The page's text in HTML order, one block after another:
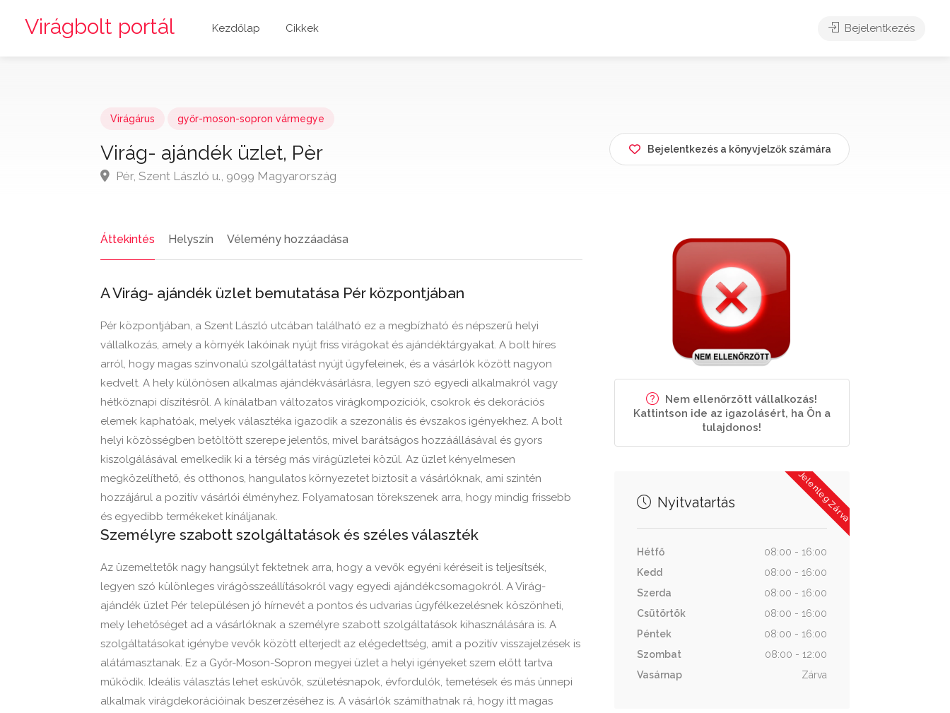
Virágbolt portál Kezdőlap Cikkek Bejelentkezés
Virágárus győr-moson-sopron vármegye
Virág- ajándék üzlet, Pèr
Pér, Szent László u., 9099 Magyarország
Bejelentkezés a könyvjelzők számára
Áttekintés Helyszín Vélemény hozzáadása
A Virág- ajándék üzlet bemutatása Pér központjában
Pér központjában, a Szent László utcában található ez a megbízható és népszerű helyi
vállalkozás, amely a környék lakóinak nyújt friss virágokat és ajándéktárgyakat. A bolt híres
arról, hogy magas színvonalú szolgáltatást nyújt ügyfeleinek, és a vásárlók között nagyon
kedvelt. A hely különösen alkalmas ajándékvásárlásra, legyen szó egyedi alkalmakról vagy
hétköznapi díszítésről. A kínálatban változatos virágkompozíciók, csokrok és dekorációs
elemek kaphatóak, melyek választéka igazodik a szezonális és évszakos igényekhez. A bolt
helyi közösségben betöltött szerepe jelentős, mivel barátságos hozzáállásával és gyors
kiszolgálásával emelkedik ki a térség más virágüzletei közül. Az üzlet kényelmesen
megközelíthető, és otthonos, hangulatos környezetet biztosít a vásárlóknak, ami szintén
hozzájárul a pozitív vásárlói élményhez. Folyamatosan törekszenek arra, hogy mindig frissebb
és egyedibb termékeket kínáljanak.
Személyre szabott szolgáltatások és széles választék
Az üzemeltetők nagy hangsúlyt fektetnek arra, hogy a vevők egyéni kéréseit is teljesítsék,
legyen szó különleges virágösszeállításokról vagy egyedi ajándékcsomagokról. A Virág-
ajándék üzlet Pér településen jó hírnevét a pontos és udvarias ügyfélkezelésnek köszönheti,
mely lehetőséget ad a vásárlóknak a személyre szabott szolgáltatások kihasználására is. A
szolgáltatásokat igénybe vevők között elterjedt az elégedettség, amit a pozitív visszajelzések is
alátámasztanak. Ez a Győr-Moson-Sopron megyei üzlet a helyi igényeket szem előtt tartva
működik. Ideális választás lehet esküvők, születésnapok, évfordulók, temetések és más ünnepi
alkalmak virágdekorációinak beszerzéséhez is. A vásárlók számíthatnak rá, hogy itt magas
Nem ellenőrzött vállalkozás!
Kattintson ide az igazolásért, ha Ön a
tulajdonos!
Jelenleg Zárva
Nyitvatartás
Hétfő
08:00 - 16:00
Kedd
08:00 - 16:00
Szerda
08:00 - 16:00
Csütörtök
08:00 - 16:00
Péntek
08:00 - 16:00
Szombat
08:00 - 12:00
Vasárnap
Zárva